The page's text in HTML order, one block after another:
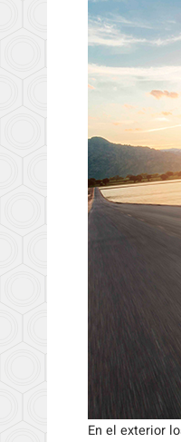
En el exterior